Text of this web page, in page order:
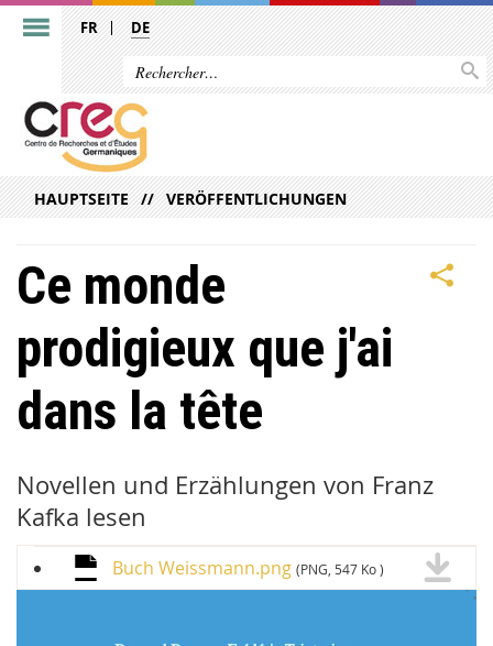
FR DE
HAUPTSEITE VERÖFFENTLICHUNGEN
Ce monde
prodigieux que j'ai
dans la tête
Novellen und Erzählungen von Franz
Kafka lesen
Buch Weissmann.png (PNG, 547 Ko )